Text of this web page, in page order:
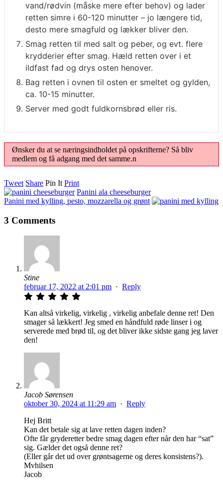
vand/rødvin (måske mere efter behov) og lader
retten simre i 60-120 minutter – jo længere tid,
desto mere smagfuld og lækker bliver den.
Smag retten til med salt og peber, og evt. flere
krydderier efter smag. Hæld retten over i et
ildfast fad og drys osten henover.
Bag retten i ovnen til osten er smeltet og gylden,
ca. 10-15 minutter.
Server med godt fuldkornsbrød eller ris.
Ønsker du at se næringsindholdet på opskrifterne? Så bliv
medlem og få adgang med det samme.n
Tweet Share Pin It Print
Panini ala cheeseburger
Panini med kylling, pesto, mozzarella og grønt
3 Comments
Stine
februar 17, 2022 at 2:01 pm · Reply
Kan altså virkelig, virkelig , virkelig anbefale denne ret! Den
smager så lækkert! Jeg smed en håndfuld røde linser i og
serverede med brød til, og det bliver ikke sidste gang jeg laver
den!
Jacob Sørensen
oktober 30, 2024 at 11:29 am · Reply
Hej Britt
Kan det betale sig at lave retten dagen inden?
Ofte får gryderetter bedre smag dagen efter når den har “sat”
sig. Gælder det også denne ret?
(Eller går det ud over grøntsagerne og deres konsistens?).
Mvhilsen
Jacob